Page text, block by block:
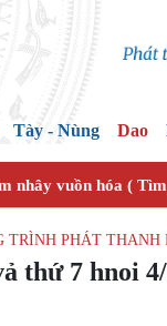
Tày - Nùng Dao
nhây vuồn hóa (
TRÌNH PHÁT THANH
thứ 7 hnoi